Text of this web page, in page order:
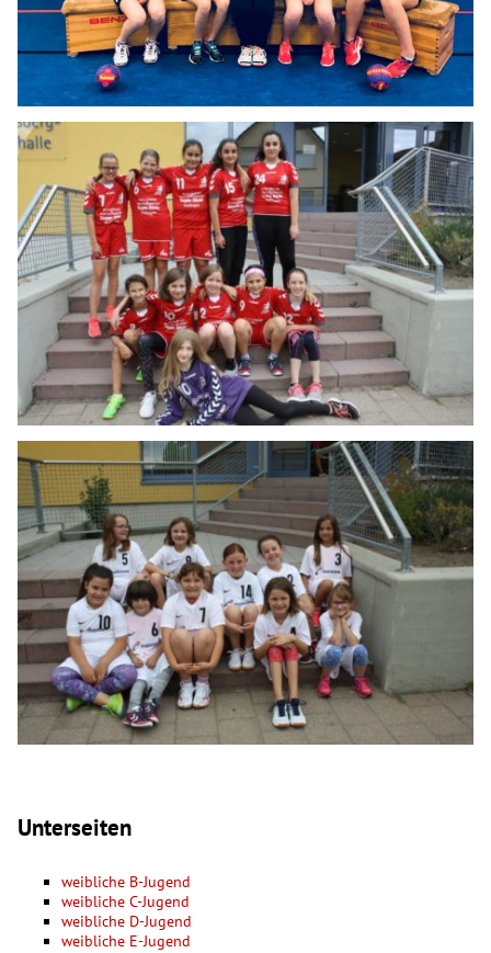
Unterseiten
weibliche B-Jugend
weibliche C-Jugend
weibliche D-Jugend
weibliche E-Jugend